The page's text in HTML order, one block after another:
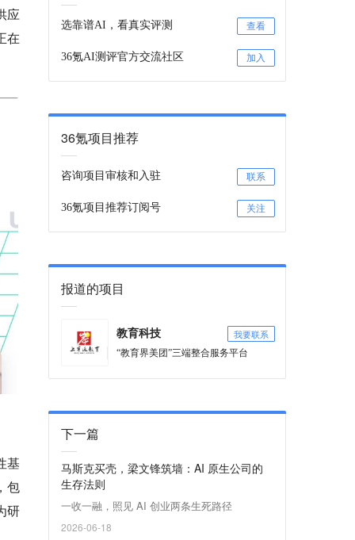
应
在
基
包
研
选靠谱AI，看真实评测 查看
36氪AI测评官方交流社区 加入
36氪项目推荐
咨询项目审核和入驻 联系
36氪项目推荐订阅号 关注
报道的项目
教育科技 我要联系
“教育界美团”三端整合服务平台
下一篇
马斯克买壳，梁文锋筑墙：AI 原生公司的
生存法则
一收一融，照见 AI 创业两条生死路径
2026-06-18